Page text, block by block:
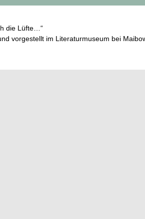
die Lüfte…“
vorgestellt im Literaturmuseum bei